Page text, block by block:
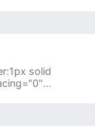
solid